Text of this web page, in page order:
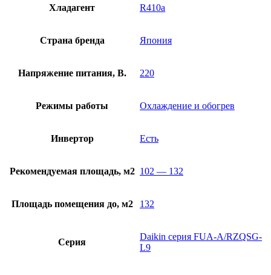
Хладагент R410a
Страна бренда Япония
Напряжение питания, В. 220
Режимы работы Охлаждение и обогрев
Инвертор Есть
Рекомендуемая площадь, м2 102 — 132
Площадь помещения до, м2 132
Серия
Daikin серия FUA-A/RZQSG-
L9